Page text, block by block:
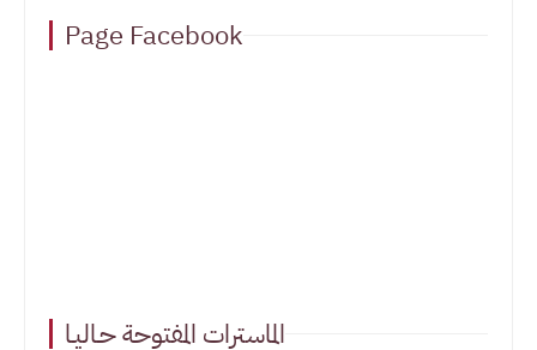
Page Facebook
الماسترات المفتوحة حـاليـا